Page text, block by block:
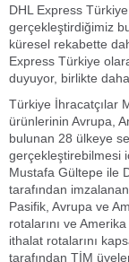
DHL Express
gerçekleştirdiğimiz
küresel rekabette
Express Türkiye
duyuyor, birlikte
Türkiye İhracatçılar
ürünlerinin Avrupa,
bulunan 28 ülkeye
gerçekleştirebilmesi
Mustafa Gültepe ile
tarafından
Pasifik, Avrupa ve
rotalarını ve
ithalat rotalarını
tarafından TİM